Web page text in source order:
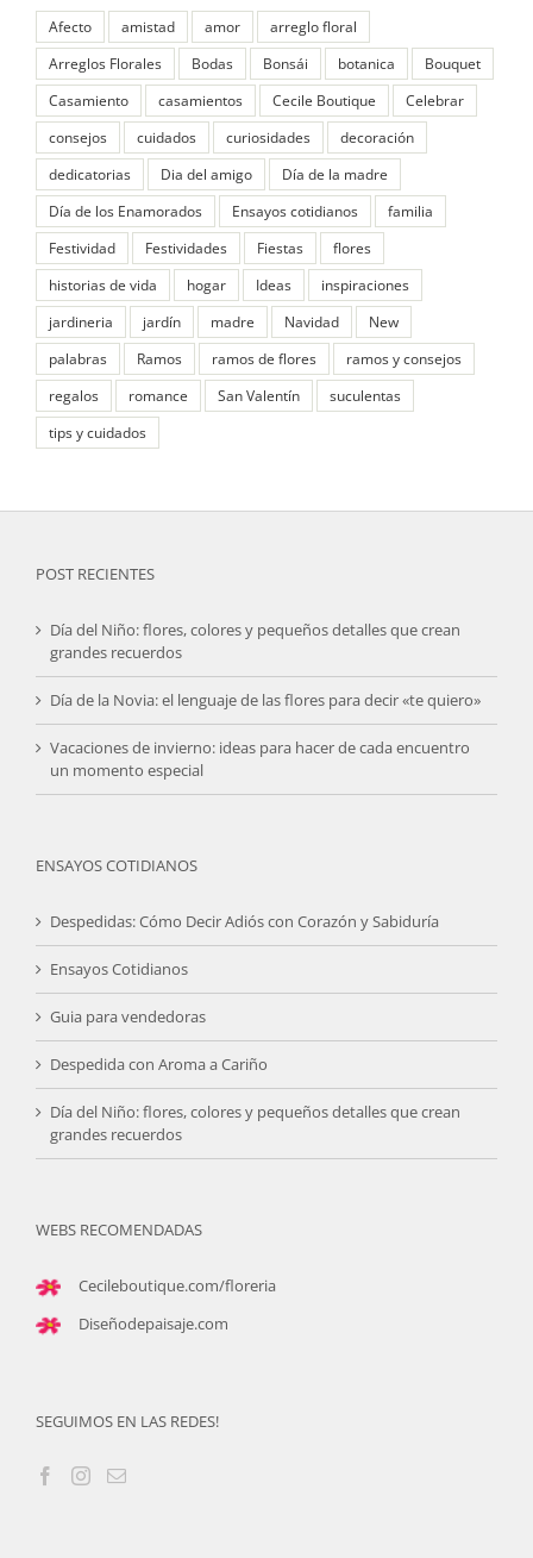
Afecto amistad amor
arreglo floral
Arreglos Florales
Bodas Bonsái botanica
Bouquet
Casamiento
casamientos Cecile Boutique
Celebrar
consejos
cuidados curiosidades
decoración
dedicatorias
Dia del amigo
Día de la madre
Día de los Enamorados
Ensayos cotidianos
familia
Festividad
Festividades Fiestas
flores
historias de vida
hogar Ideas
inspiraciones
jardineria
jardín madre Navidad
New
palabras
Ramos ramos de flores
ramos y consejos
regalos
romance San Valentín
suculentas
tips y cuidados
POST RECIENTES
Día del Niño: flores, colores y pequeños detalles que crean
grandes recuerdos
Día de la Novia: el lenguaje de las flores para decir «te quiero»
Vacaciones de invierno: ideas para hacer de cada encuentro
un momento especial
ENSAYOS COTIDIANOS
Despedidas: Cómo Decir Adiós con Corazón y Sabiduría
Ensayos Cotidianos
Guia para vendedoras
Despedida con Aroma a Cariño
Día del Niño: flores, colores y pequeños detalles que crean
grandes recuerdos
WEBS RECOMENDADAS
Cecileboutique.com/floreria
Diseñodepaisaje.com
SEGUIMOS EN LAS REDES!